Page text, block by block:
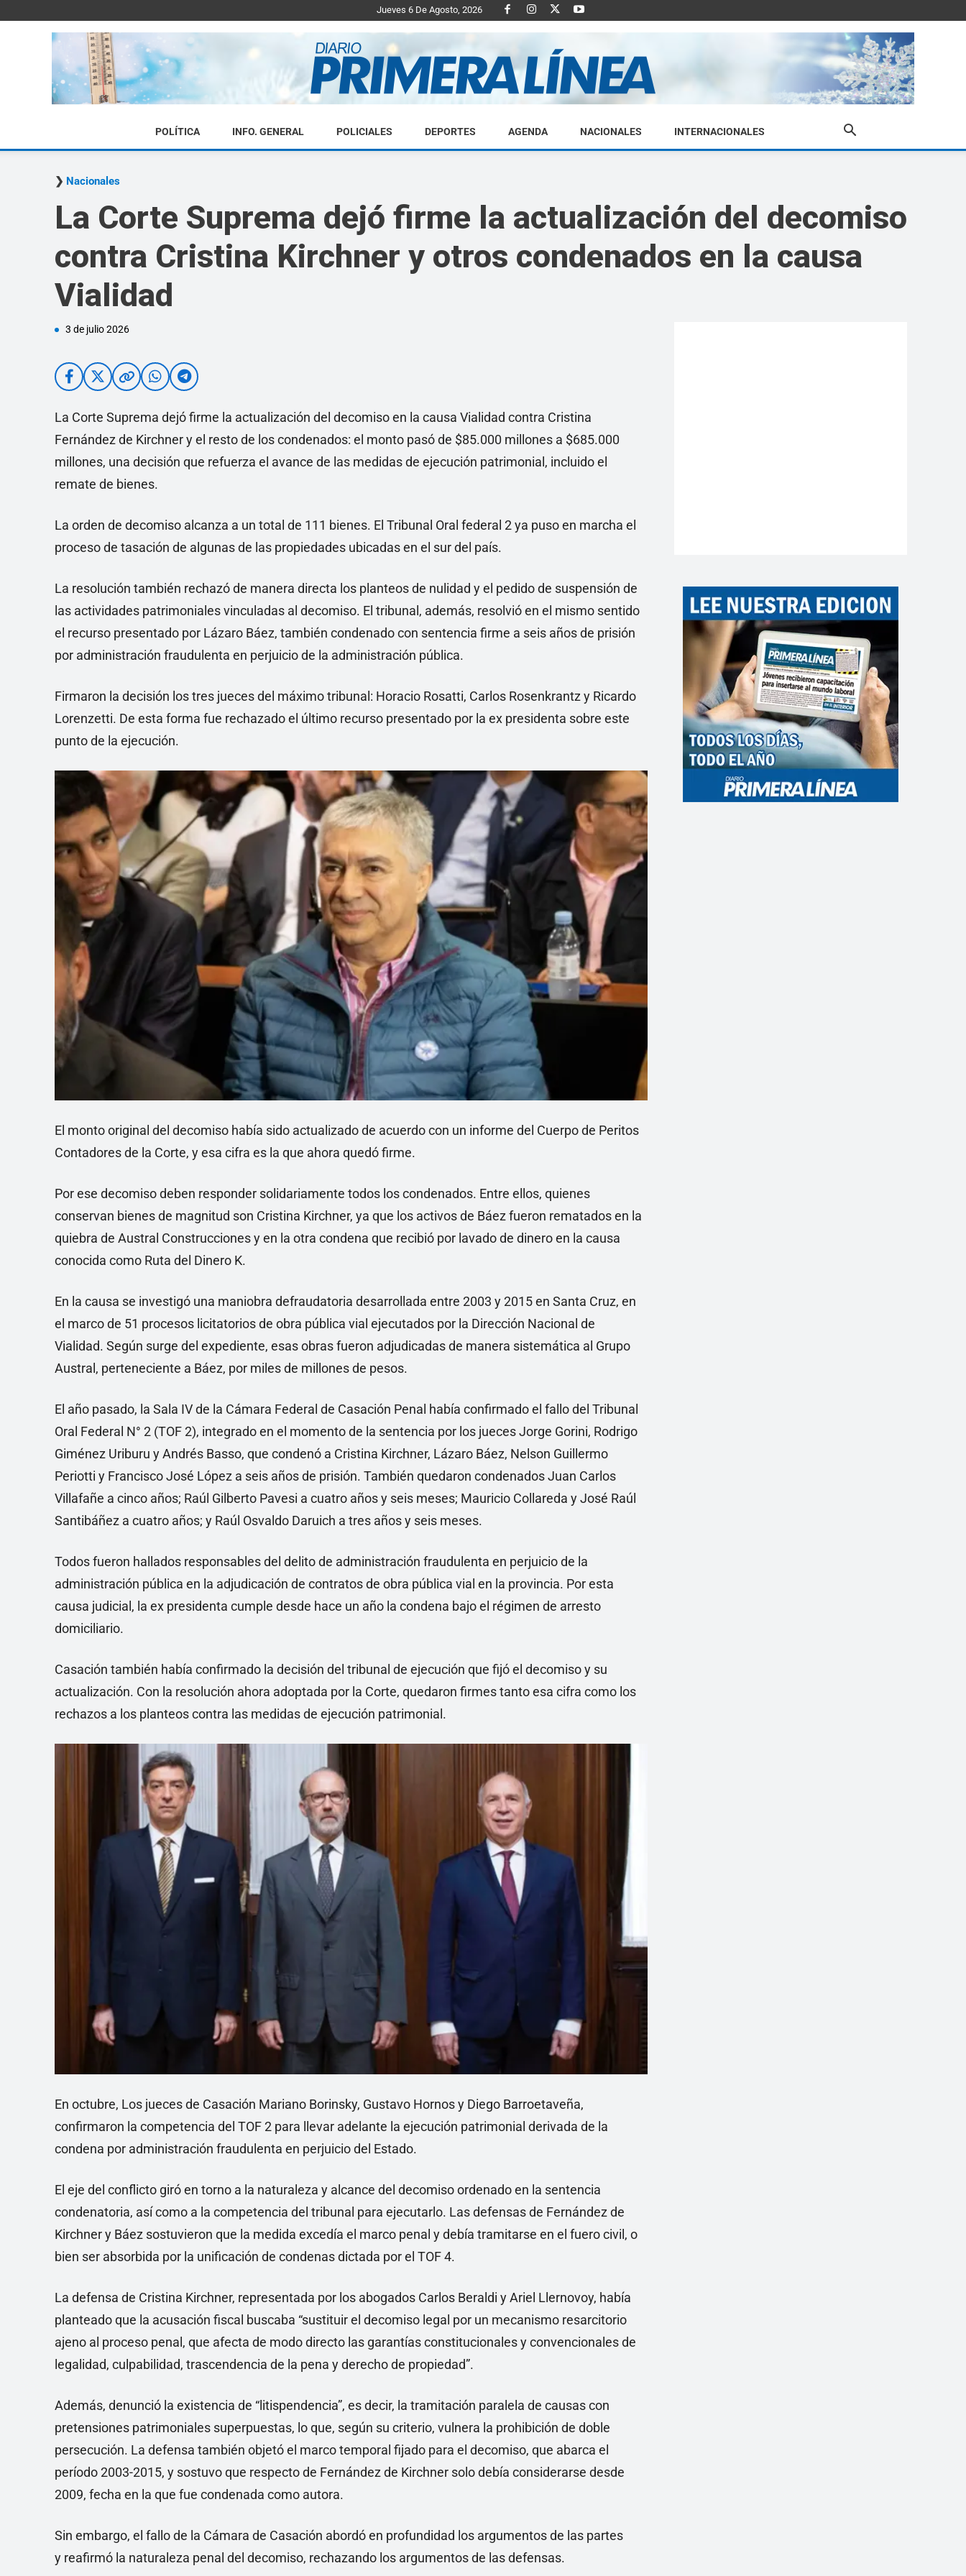
Jueves 6 De Agosto, 2026
Diario
POLÍTICA INFO. GENERAL POLICIALES DEPORTES AGENDA NACIONALES INTERNACIONALES
Nacionales
La Corte Suprema dejó firme la actualización del decomiso
contra Cristina Kirchner y otros condenados en la causa
Vialidad
3 de julio 2026
La Corte Suprema dejó firme la actualización del decomiso en la causa Vialidad contra Cristina
Fernández de Kirchner y el resto de los condenados: el monto pasó de $85.000 millones a $685.000
millones, una decisión que refuerza el avance de las medidas de ejecución patrimonial, incluido el
remate de bienes.
La orden de decomiso alcanza a un total de 111 bienes. El Tribunal Oral federal 2 ya puso en marcha el
proceso de tasación de algunas de las propiedades ubicadas en el sur del país.
La resolución también rechazó de manera directa los planteos de nulidad y el pedido de suspensión de
las actividades patrimoniales vinculadas al decomiso. El tribunal, además, resolvió en el mismo sentido
el recurso presentado por Lázaro Báez, también condenado con sentencia firme a seis años de prisión
por administración fraudulenta en perjuicio de la administración pública.
Firmaron la decisión los tres jueces del máximo tribunal: Horacio Rosatti, Carlos Rosenkrantz y Ricardo
Lorenzetti. De esta forma fue rechazado el último recurso presentado por la ex presidenta sobre este
punto de la ejecución.
El monto original del decomiso había sido actualizado de acuerdo con un informe del Cuerpo de Peritos
Contadores de la Corte, y esa cifra es la que ahora quedó firme.
Por ese decomiso deben responder solidariamente todos los condenados. Entre ellos, quienes
conservan bienes de magnitud son Cristina Kirchner, ya que los activos de Báez fueron rematados en la
quiebra de Austral Construcciones y en la otra condena que recibió por lavado de dinero en la causa
conocida como Ruta del Dinero K.
En la causa se investigó una maniobra defraudatoria desarrollada entre 2003 y 2015 en Santa Cruz, en
el marco de 51 procesos licitatorios de obra pública vial ejecutados por la Dirección Nacional de
Vialidad. Según surge del expediente, esas obras fueron adjudicadas de manera sistemática al Grupo
Austral, perteneciente a Báez, por miles de millones de pesos.
El año pasado, la Sala IV de la Cámara Federal de Casación Penal había confirmado el fallo del Tribunal
Oral Federal N° 2 (TOF 2), integrado en el momento de la sentencia por los jueces Jorge Gorini, Rodrigo
Giménez Uriburu y Andrés Basso, que condenó a Cristina Kirchner, Lázaro Báez, Nelson Guillermo
Periotti y Francisco José López a seis años de prisión. También quedaron condenados Juan Carlos
Villafañe a cinco años; Raúl Gilberto Pavesi a cuatro años y seis meses; Mauricio Collareda y José Raúl
Santibáñez a cuatro años; y Raúl Osvaldo Daruich a tres años y seis meses.
Todos fueron hallados responsables del delito de administración fraudulenta en perjuicio de la
administración pública en la adjudicación de contratos de obra pública vial en la provincia. Por esta
causa judicial, la ex presidenta cumple desde hace un año la condena bajo el régimen de arresto
domiciliario.
Casación también había confirmado la decisión del tribunal de ejecución que fijó el decomiso y su
actualización. Con la resolución ahora adoptada por la Corte, quedaron firmes tanto esa cifra como los
rechazos a los planteos contra las medidas de ejecución patrimonial.
En octubre, Los jueces de Casación Mariano Borinsky, Gustavo Hornos y Diego Barroetaveña,
confirmaron la competencia del TOF 2 para llevar adelante la ejecución patrimonial derivada de la
condena por administración fraudulenta en perjuicio del Estado.
El eje del conflicto giró en torno a la naturaleza y alcance del decomiso ordenado en la sentencia
condenatoria, así como a la competencia del tribunal para ejecutarlo. Las defensas de Fernández de
Kirchner y Báez sostuvieron que la medida excedía el marco penal y debía tramitarse en el fuero civil, o
bien ser absorbida por la unificación de condenas dictada por el TOF 4.
La defensa de Cristina Kirchner, representada por los abogados Carlos Beraldi y Ariel Llernovoy, había
planteado que la acusación fiscal buscaba “sustituir el decomiso legal por un mecanismo resarcitorio
ajeno al proceso penal, que afecta de modo directo las garantías constitucionales y convencionales de
legalidad, culpabilidad, trascendencia de la pena y derecho de propiedad”.
Además, denunció la existencia de “litispendencia”, es decir, la tramitación paralela de causas con
pretensiones patrimoniales superpuestas, lo que, según su criterio, vulnera la prohibición de doble
persecución. La defensa también objetó el marco temporal fijado para el decomiso, que abarca el
período 2003-2015, y sostuvo que respecto de Fernández de Kirchner solo debía considerarse desde
2009, fecha en la que fue condenada como autora.
Sin embargo, el fallo de la Cámara de Casación abordó en profundidad los argumentos de las partes
y reafirmó la naturaleza penal del decomiso, rechazando los argumentos de las defensas.